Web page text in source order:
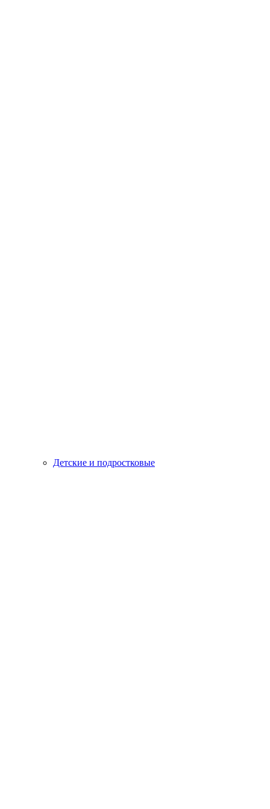
Детские и подростковые